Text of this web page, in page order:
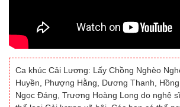
Ca khúc Cải Lương: Lấy Chồng Nghèo
Huyền, Phượng Hằng, Dương Thanh, Hồng
Ngọc Đáng, Trương Hoàng Long do nghệ